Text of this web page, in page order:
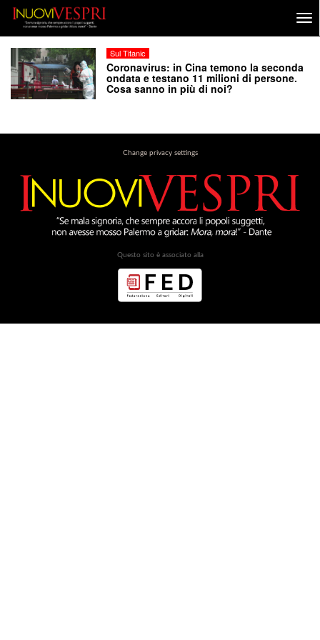
Sul Titanic
Coronavirus: in Cina temono la seconda
ondata e testano 11 milioni di persone.
Cosa sanno in più di noi?
Change privacy settings
Questo sito è associato alla